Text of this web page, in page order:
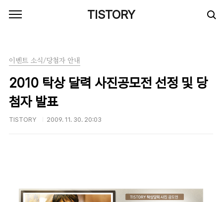
TISTORY
이벤트 소식/당첨자 안내
2010 탁상 달력 사진공모전 선정 및 당
첨자 발표
TISTORY 2009. 11. 30. 20:03